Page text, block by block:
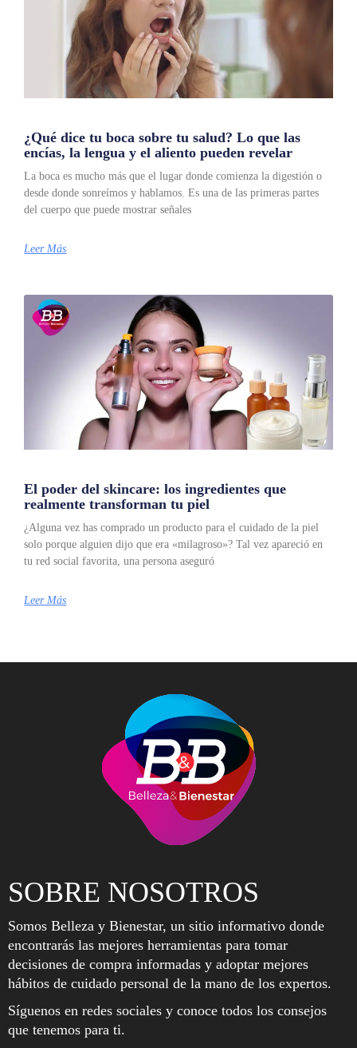
¿Qué dice tu boca sobre tu salud? Lo que las
encías, la lengua y el aliento pueden revelar
La boca es mucho más que el lugar donde comienza la digestión o
desde donde sonreímos y hablamos. Es una de las primeras partes
del cuerpo que puede mostrar señales
Leer Más
El poder del skincare: los ingredientes que
realmente transforman tu piel
¿Alguna vez has comprado un producto para el cuidado de la piel
solo porque alguien dijo que era «milagroso»? Tal vez apareció en
tu red social favorita, una persona aseguró
Leer Más
SOBRE NOSOTROS
Somos Belleza y Bienestar, un sitio informativo donde
encontrarás las mejores herramientas para tomar
decisiones de compra informadas y adoptar mejores
hábitos de cuidado personal de la mano de los expertos.
Síguenos en redes sociales y conoce todos los consejos
que tenemos para ti.